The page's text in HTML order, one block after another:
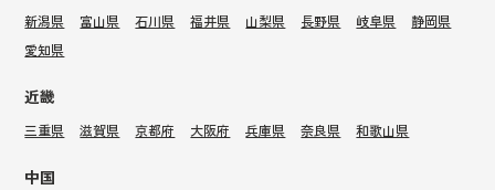
新潟県 富山県 石川県 福井県 山梨県 長野県 岐阜県
静岡県
愛知県
近畿
三重県 滋賀県 京都府 大阪府 兵庫県 奈良県 和歌山県
中国